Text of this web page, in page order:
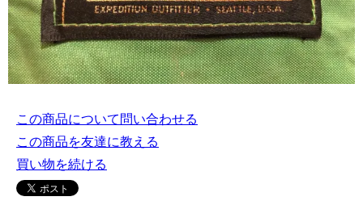
この商品について問い合わせる
この商品を友達に教える
買い物を続ける